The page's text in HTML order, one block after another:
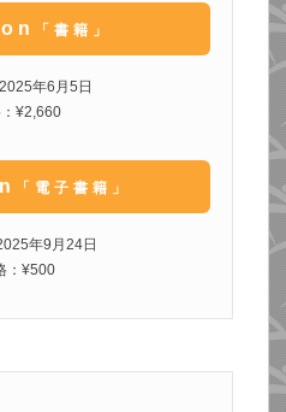
「書籍」
年6月5日
¥2,660
「電子書籍」
年9月24日
：¥500